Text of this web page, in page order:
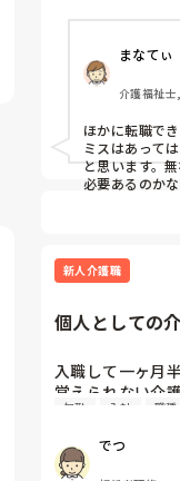
入社してから
嫌になる
相談できる人が
明日から行きた
わたしが入社す
準備全部やってる
まぁミスしてる
いんだろうけど
まなてぃ
介護福祉
ほかに転職で
ミスはあって
と思います。
必要あるのかな
新人介護職
個人としての
入職して一ヶ月
覚えられない介
理念を持つよう
た。
皆さんはどんな
欠勤 入社 職種
でつ